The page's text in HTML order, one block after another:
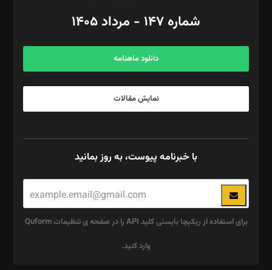
آگهی و مشترکین: ۰۹۱۹۹۹۹۰۴۵۴
شماره ۱۴۷ - مرداد ۱۴۰۵
دانلود ماهنامه
نمایش مقالات
با خبرنامه پیوست، به روز بمانید
برای استفاده از ریکپچا بایستی کلید API را در صفحه ی تنظیمات Quform
وارد کنید.